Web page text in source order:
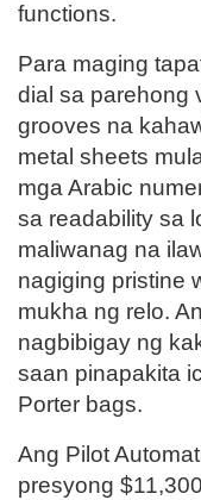
functions.
Para maging
dial sa parehong
grooves na
metal sheets
mga Arabic
sa readability sa
maliwanag na
nagiging pristine
mukha ng relo.
nagbibigay ng
saan pinapakita
Porter bags.
Ang Pilot
presyong